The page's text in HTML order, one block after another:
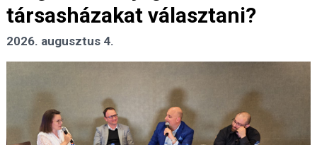
társasházakat választani?
2026. augusztus 4.